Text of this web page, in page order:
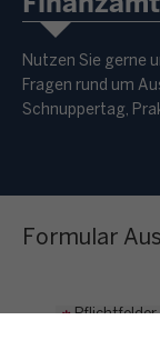
Nutzen Sie gerne
Fragen rund um
Schnuppertag,
Formular
Pflichtfelder